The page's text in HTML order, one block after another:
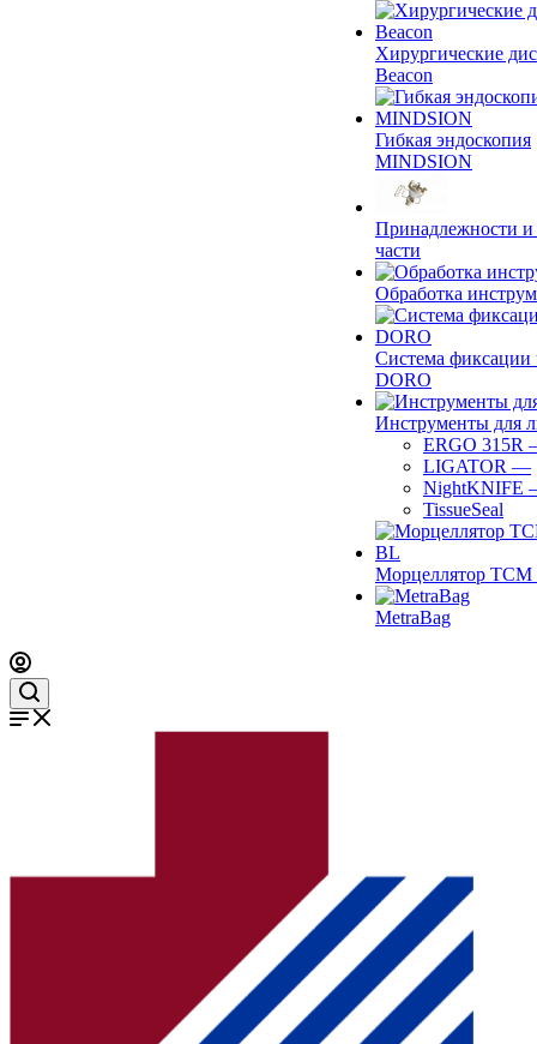
Хирургические
Beacon
Гибкая эндоскопия
MINDSION
Принадлежности и
части
Обработка
Система фиксации
DORO
Инструменты для
ERGO 315R
LIGATOR —
NightKNIFE
TissueSeal
Морцеллятор ТСМ
MetraBag